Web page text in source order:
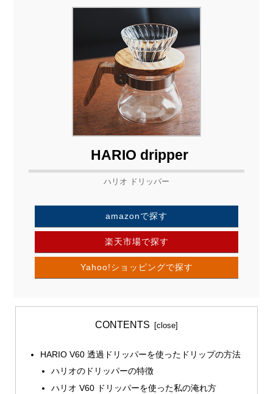
HARIO dripper
ハリオ ドリッパー
amazonで探す
楽天市場で探す
Yahoo!ショッピングで探す
CONTENTS
HARIO V60 透過ドリッパーを使ったドリップの方法
ハリオのドリッパーの特徴
ハリオ V60 ドリッパーを使った私の淹れ方